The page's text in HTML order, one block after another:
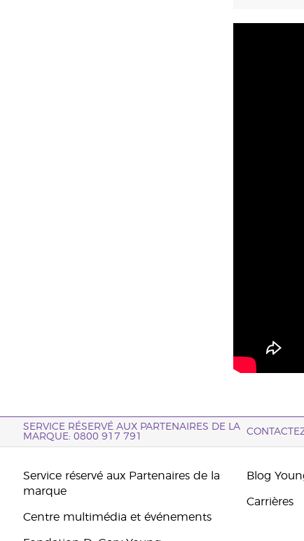
SERVICE RÉSERVÉ AUX PARTENAIRES DE LA
MARQUE: 0800 917 791
Service réservé aux Partenaires de la
marque
Centre multimédia et événements
Blog
Carrières